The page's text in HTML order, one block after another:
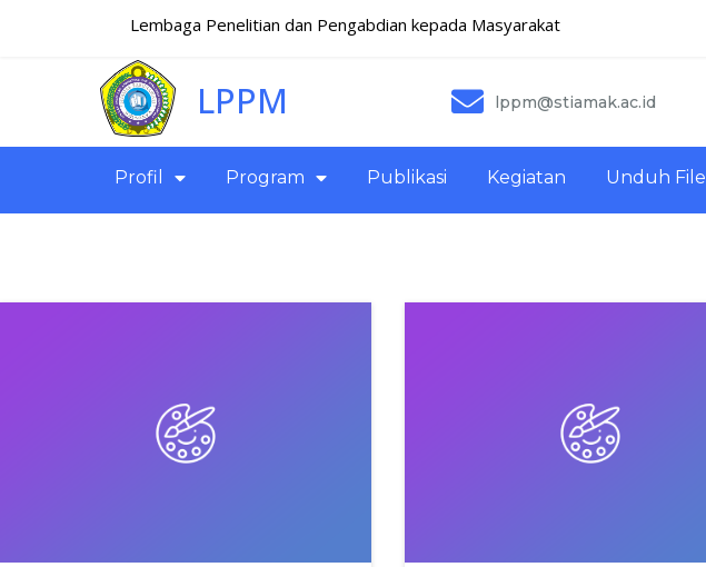
Lembaga Penelitian dan Pengabdian kepada Masyarakat
LPPM lppm@stiamak.ac.id
Profil Program Publikasi Kegiatan Unduh File